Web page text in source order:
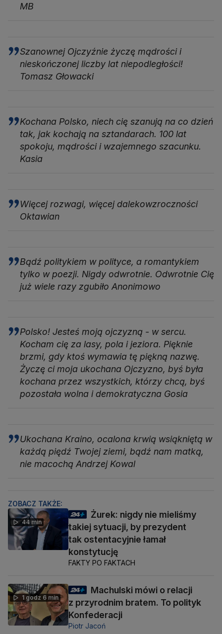
MB
Szanownej Ojczyźnie życzę mądrości i
nieskończonej liczby lat niepodległości!
Tomasz Głowacki
Kochana Polsko, niech cię szanują na co dzień
tak, jak kochają na sztandarach. 100 lat
spokoju, mądrości i wzajemnego szacunku.
Kasia
Więcej rozwagi, więcej dalekowzroczności
Oktawian
Bądź politykiem w polityce, a romantykiem
tylko w poezji. Nigdy odwrotnie. Odwrotnie Cię
już wiele razy zgubiło Anonimowo
Polsko! Jesteś moją ojczyzną - w sercu.
Kocham cię za lasy, pola i jeziora. Pięknie
brzmi, gdy ktoś wymawia tę piękną nazwę.
Życzę ci moja ukochana Ojczyzno, byś była
kochana przez wszystkich, którzy chcą, byś
pozostała wolna i demokratyczna Gosia
Ukochana Kraino, ocalona krwią wsiąkniętą w
każdą piędź Twojej ziemi, bądź nam matką,
nie macochą Andrzej Kowal
ZOBACZ TAKŻE:
44 min
Żurek: nigdy nie mieliśmy
takiej sytuacji, by prezydent
tak ostentacyjnie łamał
konstytucję
FAKTY PO FAKTACH
1 godz 6 min
Machulski mówi o relacji
z przyrodnim bratem. To polityk
Konfederacji
Piotr Jacoń